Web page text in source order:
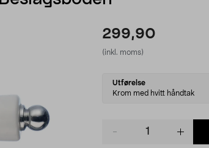
299,90
(inkl. moms)
Select
variant
Utførelse
Krom med hvitt håndtak